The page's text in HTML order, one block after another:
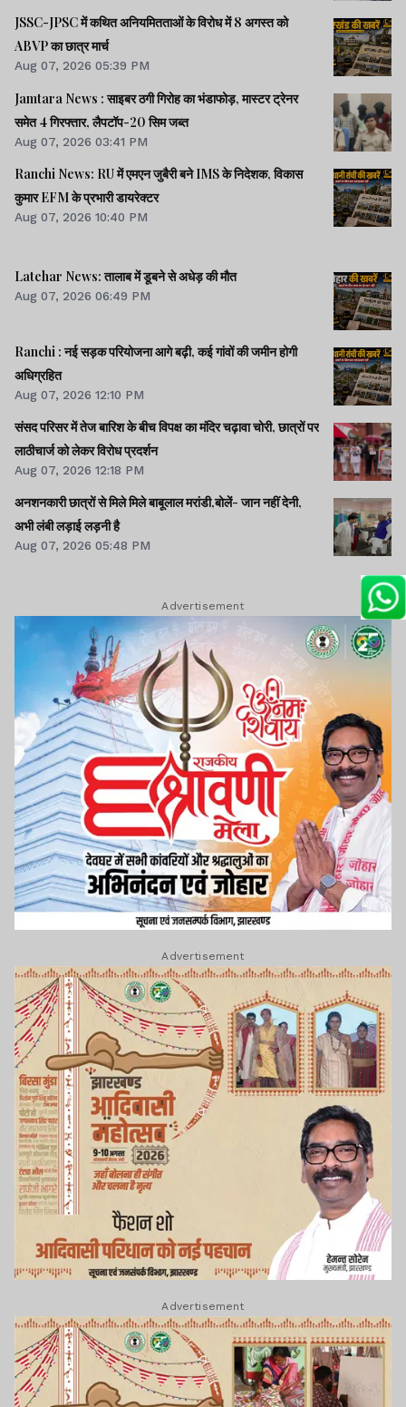
JSSC-JPSC में कथित अनियमितताओं के विरोध में 8 अगस्त को
ABVP का छात्र मार्च
Aug 07, 2026 05:39 PM
Jamtara News : साइबर ठगी गिरोह का भंडाफोड़, मास्टर ट्रेनर
समेत 4 गिरफ्तार, लैपटॉप-20 सिम जब्त
Aug 07, 2026 03:41 PM
Ranchi News: RU में एमएन जुबैरी बने IMS के निदेशक, विकास
कुमार EFM के प्रभारी डायरेक्टर
Aug 07, 2026 10:40 PM
Latehar News: तालाब में डूबने से अधेड़ की मौत
Aug 07, 2026 06:49 PM
Ranchi : नई सड़क परियोजना आगे बढ़ी, कई गांवों की जमीन होगी
अधिग्रहित
Aug 07, 2026 12:10 PM
संसद परिसर में तेज बारिश के बीच विपक्ष का मंदिर चढ़ावा चोरी, छात्रों पर
लाठीचार्ज को लेकर विरोध प्रदर्शन
Aug 07, 2026 12:18 PM
अनशनकारी छात्रों से मिले मिले बाबूलाल मरांडी,बोलें- जान नहीं देनी,
अभी लंबी लड़ाई लड़नी है
Aug 07, 2026 05:48 PM
Advertisement
Advertisement
Advertisement